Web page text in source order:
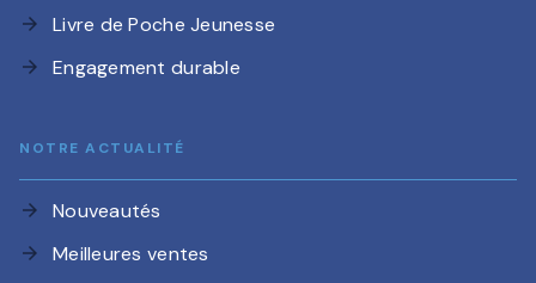
arrow_forward Livre de Poche Jeunesse
arrow_forward Engagement durable
NOTRE ACTUALITÉ
arrow_forward Nouveautés
arrow_forward Meilleures ventes